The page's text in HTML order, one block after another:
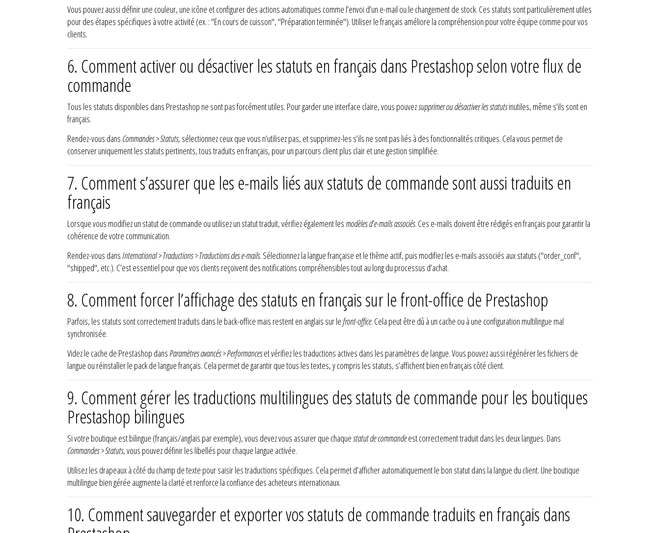
Vous pouvez aussi définir une couleur, une icône et configurer des actions automatiques comme l’envoi d’un e-mail ou le changement de stock. Ces statuts sont particulièrement utiles
pour des étapes spécifiques à votre activité (ex. : "En cours de cuisson", "Préparation terminée"). Utiliser le français améliore la compréhension pour votre équipe comme pour vos
clients.
6. Comment activer ou désactiver les statuts en français dans Prestashop selon votre flux de
commande
Tous les statuts disponibles dans Prestashop ne sont pas forcément utiles. Pour garder une interface claire, vous pouvezsupprimer ou désactiver les statutsinutiles, même s’ils sont en
français.
Rendez-vous dans Commandes > Statuts, sélectionnez ceux que vous n’utilisez pas, et supprimez-les s’ils ne sont pas liés à des fonctionnalités critiques. Cela vous permet de
conserver uniquement les statuts pertinents, tous traduits en français, pour un parcours client plus clair et une gestion simplifiée.
7. Comment s’assurer que les e-mails liés aux statuts de commande sont aussi traduits en
français
Lorsque vous modifiez un statut de commande ou utilisez un statut traduit, vérifiez également lesmodèles d’e-mails associés. Ces e-mails doivent être rédigés en français pour garantir la
cohérence de votre communication.
Rendez-vous dansInternational > Traductions > Traductions des e-mails. Sélectionnez la langue française et le thème actif, puis modifiez les e-mails associés aux statuts ("order_conf",
"shipped", etc.). C’est essentiel pour que vos clients reçoivent des notifications compréhensibles tout au long du processus d’achat.
8. Comment forcer l’affichage des statuts en français sur le front-office de Prestashop
Parfois, les statuts sont correctement traduits dans le back-office mais restent en anglais sur lefront-office. Cela peut être dû à un cache ou à une configuration multilingue mal
synchronisée.
Videz le cache de Prestashop dansParamètres avancés > Performanceset vérifiez les traductions actives dans les paramètres de langue. Vous pouvez aussi régénérer les fichiers de
langue ou réinstaller le pack de langue français. Cela permet de garantir que tous les textes, y compris les statuts, s’affichent bien en français côté client.
9. Comment gérer les traductions multilingues des statuts de commande pour les boutiques
Prestashop bilingues
Si votre boutique est bilingue (français/anglais par exemple), vous devez vous assurer que chaquestatut de commandeest correctement traduit dans les deux langues. Dans
Commandes > Statuts, vous pouvez définir les libellés pour chaque langue activée.
Utilisez les drapeaux à côté du champ de texte pour saisir les traductions spécifiques. Cela permet d’afficher automatiquement le bon statut dans la langue du client. Une boutique
multilingue bien gérée augmente la clarté et renforce la confiance des acheteurs internationaux.
10. Comment sauvegarder et exporter vos statuts de commande traduits en français dans